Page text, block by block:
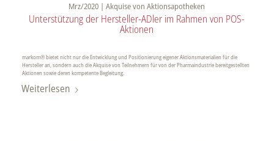
Mrz/2020 | Akquise von Aktionsapotheken
Unterstützung der Hersteller-ADler im Rahmen von POS-
Aktionen
markom® bietet nicht nur die Entwicklung und Positionierung eigener Aktionsmaterialien für die
Hersteller an, sondern auch die Akquise von Teilnehmern für von der Pharmaindustrie bereitgestellten
Aktionen sowie deren kompetente Begleitung.
Weiterlesen